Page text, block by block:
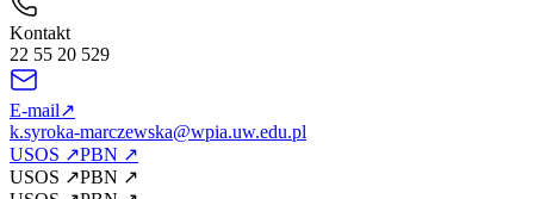
Kontakt
22 55 20 529
E-mail↗
k.syroka-marczewska@wpia.uw.edu.pl
USOS ↗PBN ↗
USOS ↗PBN ↗